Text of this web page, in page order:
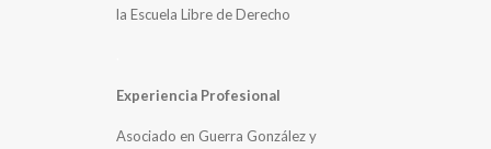
la Escuela Libre de Derecho
Experiencia Profesional
Asociado en Guerra González y